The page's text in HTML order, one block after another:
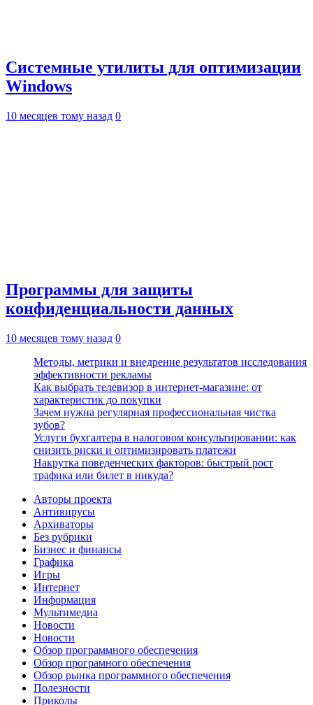
Системные утилиты для оптимизации
Windows
10 месяцев тому назад 0
Программы для защиты
конфиденциальности данных
10 месяцев тому назад 0
Методы, метрики и внедрение результатов исследования
эффективности рекламы
Как выбрать телевизор в интернет-магазине: от
характеристик до покупки
Зачем нужна регулярная профессиональная чистка
зубов?
Услуги бухгалтера в налоговом консультировании: как
снизить риски и оптимизировать платежи
Накрутка поведенческих факторов: быстрый рост
трафика или билет в никуда?
Авторы проекта
Антивирусы
Архиваторы
Без рубрики
Бизнес и финансы
Графика
Игры
Интернет
Информация
Мультимедиа
Новости
Новости
Обзор программного обеспечения
Обзор програмного обеспечения
Обзор рынка программного обеспечения
Полезности
Приколы